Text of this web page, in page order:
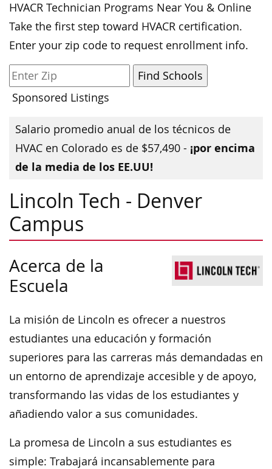
HVACR Technician Programs Near You & Online
Take the first step toward HVACR certification.
Enter your zip code to request enrollment info.
Sponsored Listings
Salario promedio anual de los técnicos de
HVAC en Colorado es de $57,490 - ¡por encima
de la media de los EE.UU!
Lincoln Tech - Denver
Campus
Acerca de la
Escuela
La misión de Lincoln es ofrecer a nuestros
estudiantes una educación y formación
superiores para las carreras más demandadas en
un entorno de aprendizaje accesible y de apoyo,
transformando las vidas de los estudiantes y
añadiendo valor a sus comunidades.
La promesa de Lincoln a sus estudiantes es
simple: Trabajará incansablemente para